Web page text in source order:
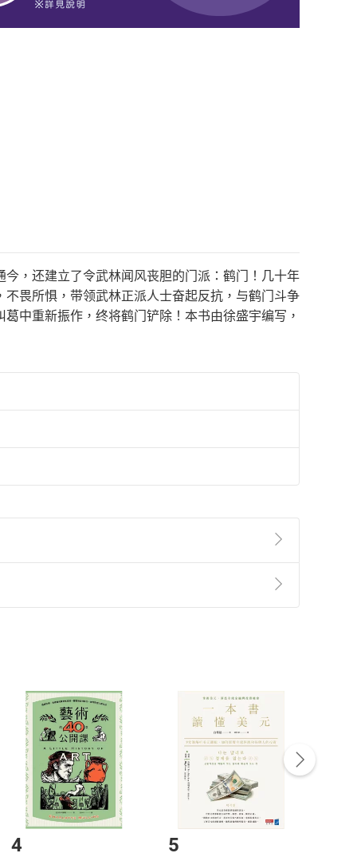
，还建立了令武林闻风丧胆的门派：鹤门！几十年
畏所惧，带领武林正派人士奋起反抗，与鹤门斗争
中重新振作，终将鹤门铲除！本书由徐盛宇编写，
第2條第5款之規定，「非以有形媒介提供之數位
點選「瀏覽訂單明細」 「申請取消訂單/ 退
貨。
付款方式
Payment
完成訂單
Complete
號，下載書籍後看書
4 5